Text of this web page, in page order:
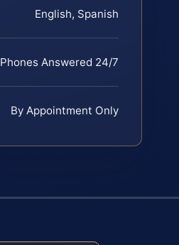
English, Spanish
Phones Answered 24/7
By Appointment Only